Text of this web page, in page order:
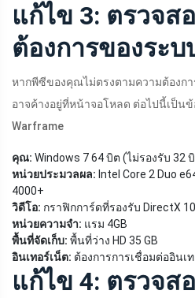
แก้ไข 3: ตรวจส
ต้องการของระบ
หากพีซีของคุณไม่ตรงตามความต้องก
อาจค้างอยู่ที่หน้าจอโหลด ต่อไปนี้เป็น
Warframe
คุณ: Windows 7 64 บิต (ไม่รองรับ 32
หน่วยประมวลผล: Intel Core 2 Duo
4000+
วิดีโอ: กราฟิกการ์ดที่รองรับ DirectX
หน่วยความจำ: แรม 4GB
พื้นที่จัดเก็บ: พื้นที่ว่าง HD 35 GB
อินเทอร์เน็ต: ต้องการการเชื่อมต่ออินเ
แก้ไข 4: ตรวจส